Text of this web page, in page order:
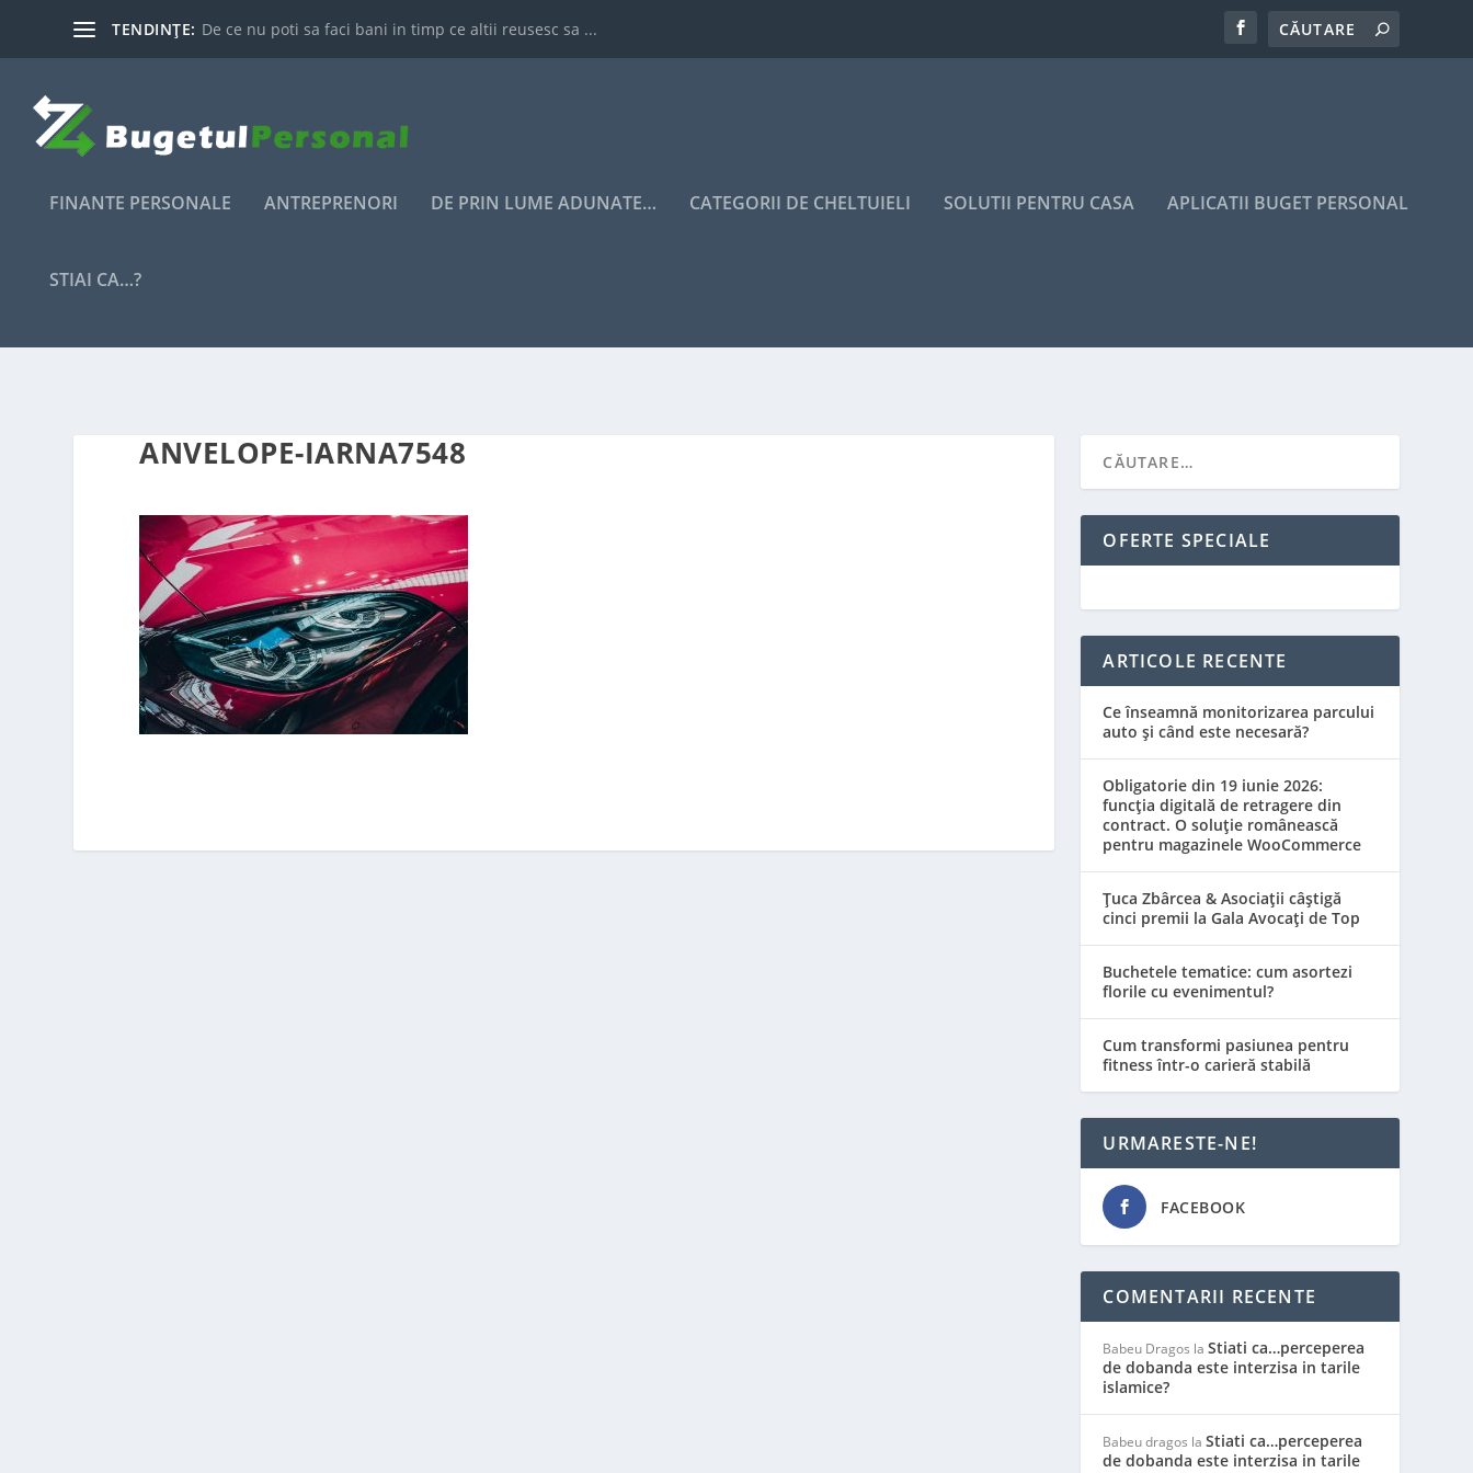
TENDINȚE: De ce nu poti sa faci bani in timp ce altii reusesc sa ...
FINANTE PERSONALE ANTREPRENORI DE PRIN LUME ADUNATE… CATEGORII DE CHELTUIELI SOLUTII PENTRU CASA APLICATII BUGET PERSONAL
STIAI CA…?
ANVELOPE-IARNA7548
OFERTE SPECIALE
ARTICOLE RECENTE
Ce înseamnă monitorizarea parcului
auto și când este necesară?
Obligatorie din 19 iunie 2026:
funcția digitală de retragere din
contract. O soluție românească
pentru magazinele WooCommerce
Țuca Zbârcea & Asociații câștigă
cinci premii la Gala Avocați de Top
Buchetele tematice: cum asortezi
florile cu evenimentul?
Cum transformi pasiunea pentru
fitness într-o carieră stabilă
URMARESTE-NE!
FACEBOOK
COMENTARII RECENTE
Babeu Dragos laStiati ca…perceperea
de dobanda este interzisa in tarile
islamice?
Babeu dragos laStiati ca…perceperea
de dobanda este interzisa in tarile